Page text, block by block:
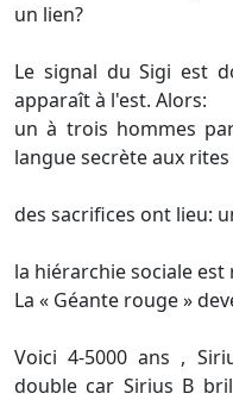
un lien?
Le signal du Sigi est
apparaît à l'est. Alors:
un à trois hommes
langue secrète aux
des sacrifices ont lieu:
la hiérarchie sociale est
La « Géante rouge »
Voici 4-5000 ans ,
double car Sirius B